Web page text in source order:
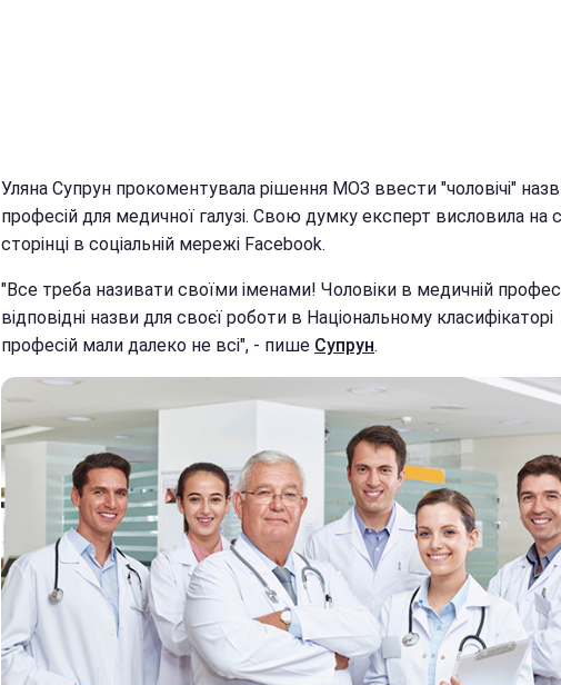
Уляна Супрун прокоментувала рішення МОЗ ввести "чоловічі"
професій для медичної галузі. Свою думку експерт висловила на
сторінці в соціальній мережі Facebook.
"Все треба називати своїми іменами! Чоловіки в медичній
відповідні назви для своєї роботи в Національному класифікаторі
професій мали далеко не всі", - пише Супрун.